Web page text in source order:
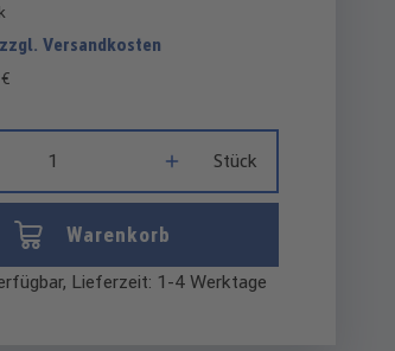
Versandkosten
Stück
Warenkorb
Lieferzeit: 1-4 Werktage